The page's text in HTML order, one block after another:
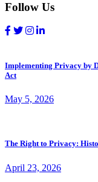
Follow Us
Implementing Privacy by
Act
May 5, 2026
The Right to Privacy:
April 23, 2026